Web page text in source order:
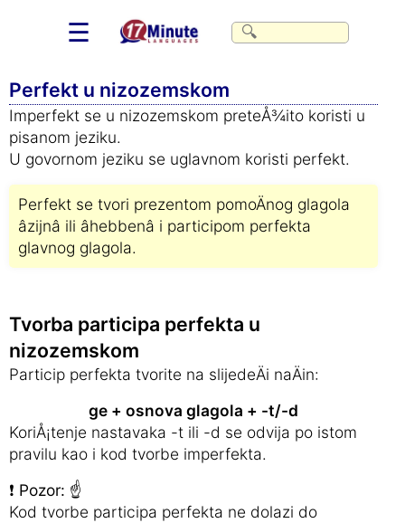
☰
Perfekt u nizozemskom
Imperfekt se u nizozemskom preteÅ¾ito koristi u
pisanom jeziku.
U govornom jeziku se uglavnom koristi perfekt.
Perfekt se tvori prezentom pomoÄnog glagola
âzijnâ ili âhebbenâ i participom perfekta
glavnog glagola.
Tvorba participa perfekta u
nizozemskom
Particip perfekta tvorite na slijedeÄi naÄin:
ge + osnova glagola + -t/-d
KoriÅ¡tenje nastavaka -t ili -d se odvija po istom
pravilu kao i kod tvorbe imperfekta.
❗ Pozor: ☝
Kod tvorbe participa perfekta ne dolazi do